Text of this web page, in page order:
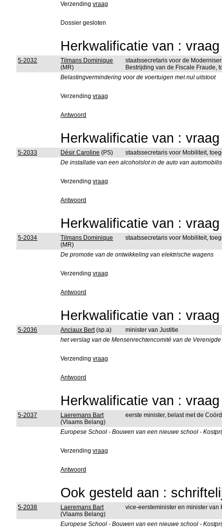
Verzendingvraag
Dossier gesloten
Herkwalificatie van :
5-2032
Tilmans Dominique
(MR)
staatssecretaris voor de
Bestrijding van de Fiscale Fraude,
Belastingvermindering voor de voertuigen met nul uitstoot
Verzendingvraag
Antwoord
Herkwalificatie van :
5-2033 Désir Caroline (PS)
staatssecretaris voor Mobiliteit,
De installatie van een alcoholslot in de auto van
Verzendingvraag
Antwoord
Herkwalificatie van :
5-2034
Tilmans Dominique
(MR)
staatssecretaris voor Mobiliteit,
De promotie van de ontwikkeling van elektrische wagens
Verzendingvraag
Antwoord
Herkwalificatie van :
5-2036 Anciaux Bert(sp.a)
minister van Justitie
het verslag van de Mensenrechtencomité van de
Verzendingvraag
Antwoord
Herkwalificatie van :
5-2037
Laeremans Bart
(Vlaams Belang)
eerste minister, belast met de
Europese School - Bouwen van een nieuwe school -
Verzendingvraag
Antwoord
Ook gesteld aan :
5-2038
Laeremans Bart
(Vlaams Belang)
vice-eersteminister en minister
Europese School - Bouwen van een nieuwe school -